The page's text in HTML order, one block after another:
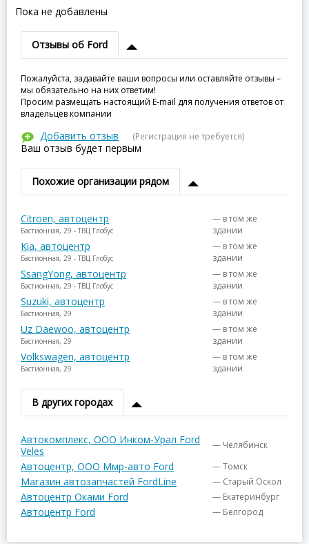
Пока не добавлены
Отзывы об Ford
Пожалуйста, задавайте ваши вопросы или оставляйте отзывы –
мы обязательно на них ответим!
Просим размещать настоящий E-mail для получения ответов от
владельцев компании
Добавить отзыв (Регистрация не требуется)
Ваш отзыв будет первым
Похожие организации рядом
Citroen, автоцентр
Бастионная, 29 - ТВЦ Глобус
— в том же
здании
Kia, автоцентр
Бастионная, 29 - ТВЦ Глобус
— в том же
здании
SsangYong, автоцентр
Бастионная, 29 - ТВЦ Глобус
— в том же
здании
Suzuki, автоцентр
Бастионная, 29
— в том же
здании
Uz Daewoo, автоцентр
Бастионная, 29
— в том же
здании
Volkswagen, автоцентр
Бастионная, 29
— в том же
здании
В других городах
Автокомплекс, ООО Инком-Урал Ford
Veles
— Челябинск
Автоцентр, ООО Ммр-авто Ford — Томск
Магазин автозапчастей FordLine — Старый Оскол
Автоцентр Оками Ford — Екатеринбург
Автоцентр Ford — Белгород